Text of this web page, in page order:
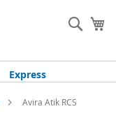
Express
Avira Atik RCS